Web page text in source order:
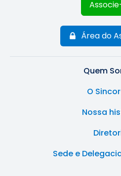
Área do
Quem
O
Nossa
Sede e